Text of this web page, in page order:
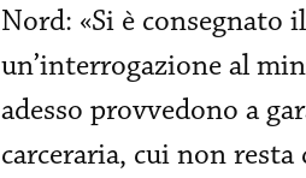
Nord: «Si è consegnato
un’interrogazione al
adesso provvedono a
carceraria, cui non